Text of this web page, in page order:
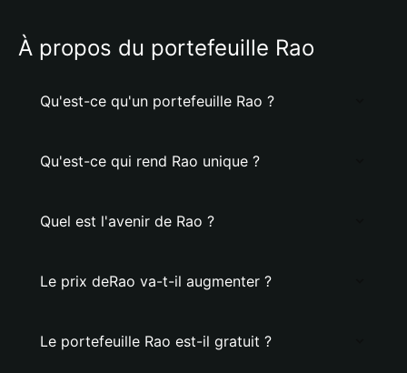
À propos du portefeuille Rao
Qu'est-ce qu'un portefeuille Rao ?
Qu'est-ce qui rend Rao unique ?
Quel est l'avenir de Rao ?
Le prix deRao va-t-il augmenter ?
Le portefeuille Rao est-il gratuit ?